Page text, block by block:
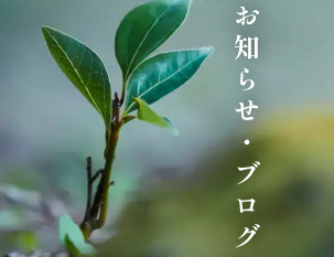
お知らせ・ブログ